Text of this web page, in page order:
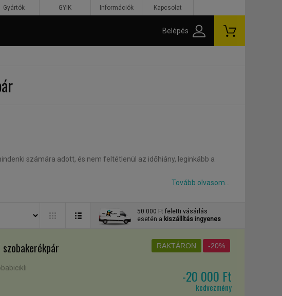
számára adott, és nem feltétlenül az időhiány, leginkább a
a Cofidis Magyarország áruhitel támogatásával – akár
50 000 Ft feletti vásárlás
esetén a kiszállítás ingyenes
szobakerékpár
-20 000 Ft
kedvezmény
-20%
RAKTÁRON
Gyártók GYIK Információk Kapcsolat
Belépés